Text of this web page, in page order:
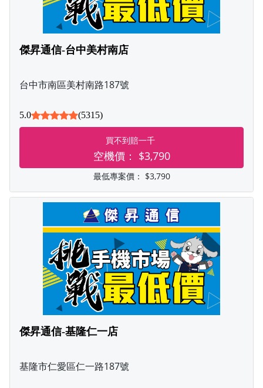
傑昇通信-台中美村南店
台中市南區美村南路187號
5.0 (5315)
買不到賠一千
空機價： $3,790
最低專案價： $3,790
傑昇通信-基隆仁一店
基隆市仁愛區仁一路187號